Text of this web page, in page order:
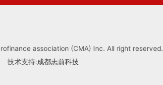
association (CMA) Inc. All right reserved.
技术支持:成都志前科技